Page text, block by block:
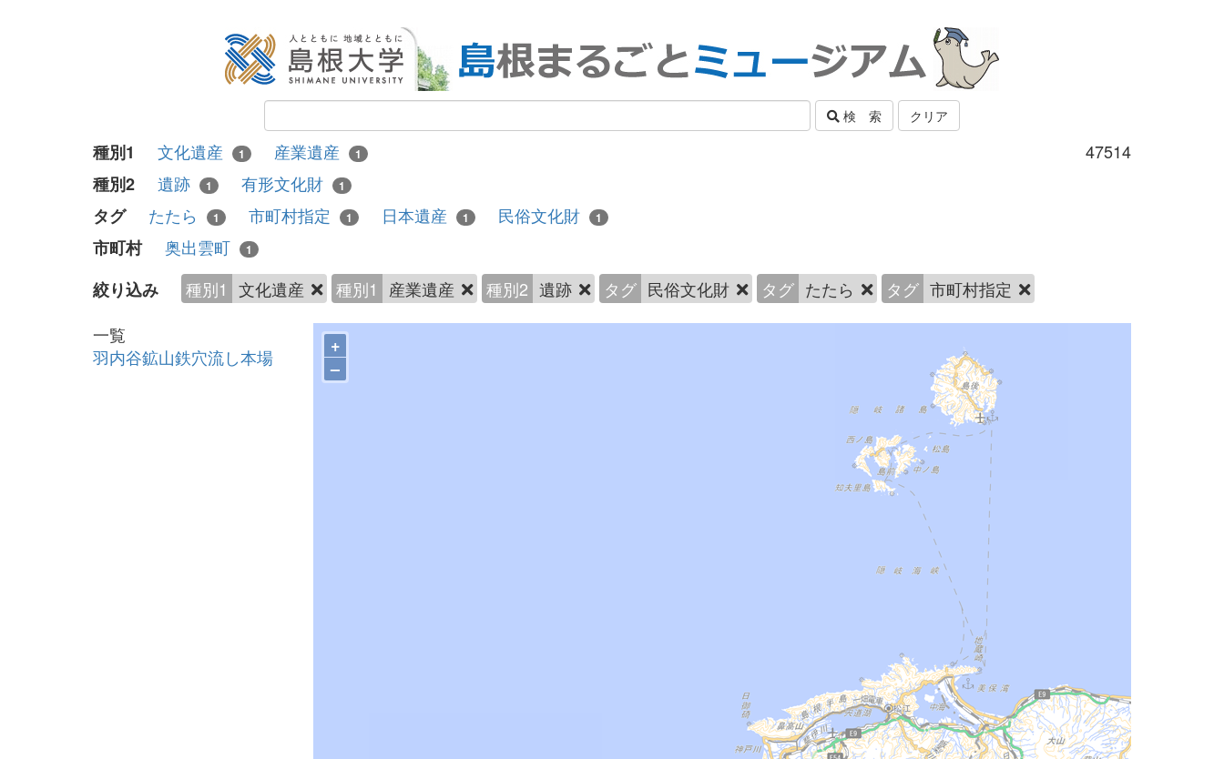
検 索 クリア
47514
種別1 文化遺産 1 産業遺産 1
種別2 遺跡 1 有形文化財 1
タグ たたら 1 市町村指定 1 日本遺産 1 民俗文化財 1
市町村 奥出雲町 1
絞り込み 種別1 文化遺産 種別1 産業遺産 種別2 遺跡 タグ 民俗文化財 タグ たたら タグ 市町村指定
一覧
羽内谷鉱山鉄穴流し本場
+
–